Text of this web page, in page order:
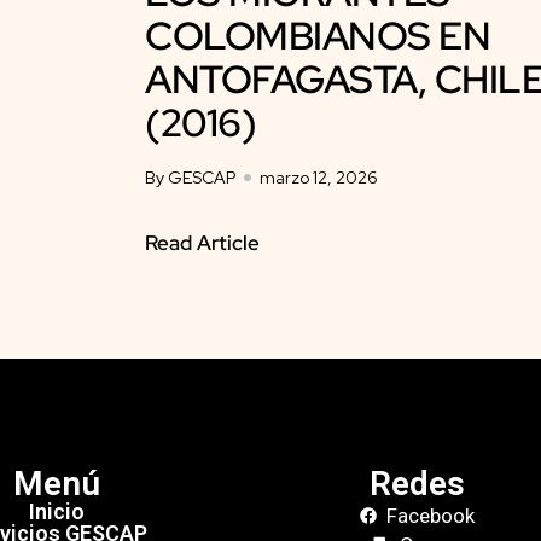
COLOMBIANOS EN
ANTOFAGASTA,
(2016)
By GESCAP marzo 12, 2026
Read Article
Menú
Inicio
GESCAP
Redes
Facebook